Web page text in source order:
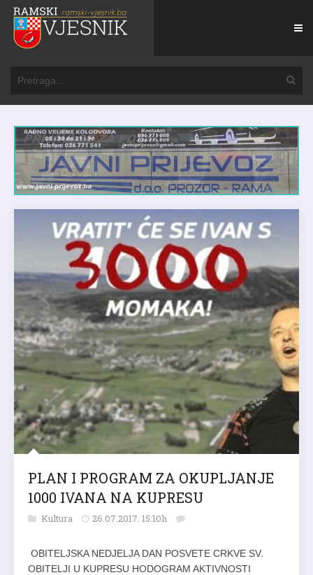
PLAN I PROGRAM ZA OKUPLJANJE
1000 IVANA NA KUPRESU
Kultura 26.07.2017. 15:10h
OBITELJSKA NEDJELJA DAN POSVETE CRKVE SV.
OBITELJI U KUPRESU HODOGRAM AKTIVNOSTI